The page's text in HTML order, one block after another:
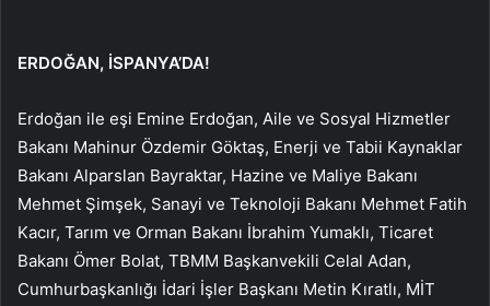
ERDOĞAN, İSPANYA’DA!
Erdoğan ile eşi Emine Erdoğan, Aile ve Sosyal Hizmetler
Bakanı Mahinur Özdemir Göktaş, Enerji ve Tabii Kaynaklar
Bakanı Alparslan Bayraktar, Hazine ve Maliye Bakanı
Mehmet Şimşek, Sanayi ve Teknoloji Bakanı Mehmet Fatih
Kacır, Tarım ve Orman Bakanı İbrahim Yumaklı, Ticaret
Bakanı Ömer Bolat, TBMM Başkanvekili Celal Adan,
Cumhurbaşkanlığı İdari İşler Başkanı Metin Kıratlı, MİT